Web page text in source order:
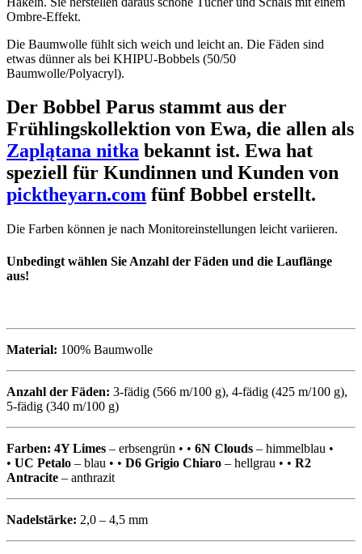
Ombre-Effekt.
Die Baumwolle fühlt sich weich und leicht an. Die Fäden sind
etwas dünner als bei KHIPU-Bobbels (50/50
Baumwolle/Polyacryl).
Der Bobbel Parus stammt aus der
Frühlingskollektion von Ewa, die allen als
Zaplątana nitka bekannt ist. Ewa hat
speziell für Kundinnen und Kunden von
picktheyarn.com fünf Bobbel erstellt.
Die Farben können je nach Monitoreinstellungen leicht variieren.
Unbedingt wählen Sie Anzahl der Fäden und die Lauflänge
aus!
Material: 100% Baumwolle
Anzahl der Fäden: 3-fädig (566 m/100 g), 4-fädig (425 m/100 g),
5-fädig (340 m/100 g)
Farben: 4Y Limes – erbsengrün • • 6N Clouds – himmelblau •
• UC Petalo – blau • • D6 Grigio Chiaro – hellgrau • • R2
Antracite – anthrazit
Nadelstärke: 2,0 – 4,5 mm